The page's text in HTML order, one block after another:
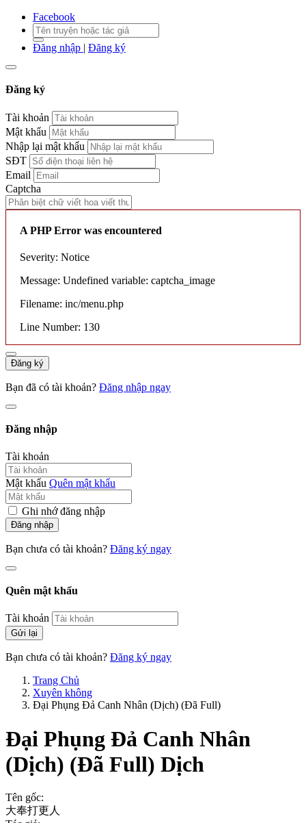
Facebook
Đăng nhập | Đăng ký
Đăng ký
Tài khoản
Mật khẩu
Nhập lại mật khẩu
SĐT
Email
Captcha
A PHP Error was encountered
Severity: Notice
Message: Undefined variable: captcha_image
Filename: inc/menu.php
Line Number: 130
Đăng ký
Bạn đã có tài khoản? Đăng nhập ngay
Đăng nhập
Tài khoản
Mật khẩu Quên mật khẩu
Ghi nhớ đăng nhập
Đăng nhập
Bạn chưa có tài khoản? Đăng ký ngay
Quên mật khẩu
Tài khoản
Gửi lại
Bạn chưa có tài khoản? Đăng ký ngay
Trang Chủ
Xuyên không
Đại Phụng Đả Canh Nhân (Dịch) (Đã Full)
Đại Phụng Đả Canh Nhân
(Dịch) (Đã Full) Dịch
Tên gốc:
大奉打更人